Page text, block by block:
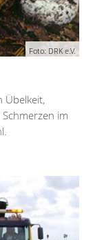
Foto: DRK e.V.
Übelkeit,
im